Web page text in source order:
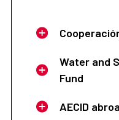
Water and
Fund
AECID